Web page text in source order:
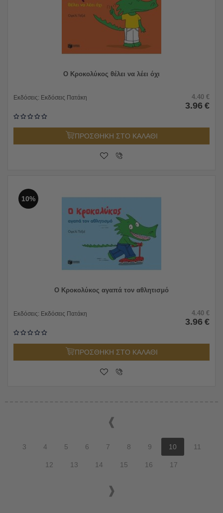
Ο Κροκολύκος θέλει να λέει όχι
Εκδόσεις: Εκδόσεις Πατάκη 4.40 €
3.96 €
ΠΡΟΣΘΗΚΗ ΣΤΟ ΚΑΛΑΘΙ
10%
Ο Κροκολύκος αγαπά τον αθλητισμό
Εκδόσεις: Εκδόσεις Πατάκη 4.40 €
3.96 €
ΠΡΟΣΘΗΚΗ ΣΤΟ ΚΑΛΑΘΙ
3 4 5 6 7 8 9 10 11
12 13 14 15 16 17